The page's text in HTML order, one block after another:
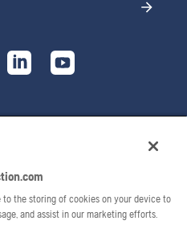
to the storing of cookies on your device to
and assist in our marketing efforts.